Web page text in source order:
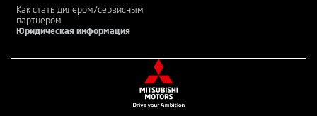
Как стать дилером/сервисным
партнером
Юридическая информация